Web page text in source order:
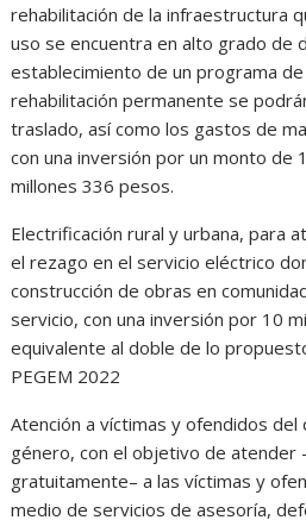
rehabilitación de la infraestructura
uso se encuentra en alto grado de
establecimiento de un programa
rehabilitación permanente se
traslado, así como los gastos de
con una inversión por un monto de
millones 336 pesos.
Electrificación rural y urbana, para
el rezago en el servicio eléctrico
construcción de obras en
servicio, con una inversión por 10
equivalente al doble de lo
PEGEM 2022
Atención a víctimas y ofendidos
género, con el objetivo de atender
gratuitamente– a las víctimas y
medio de servicios de asesoría,